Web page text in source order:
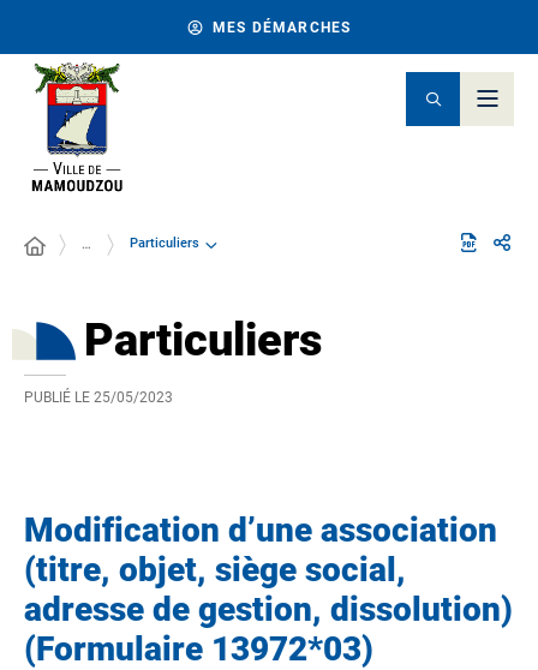
MES DÉMARCHES
… Particuliers
Particuliers
PUBLIÉ LE 25/05/2023
Modification d’une association
(titre, objet, siège social,
adresse de gestion, dissolution)
(Formulaire 13972*03)